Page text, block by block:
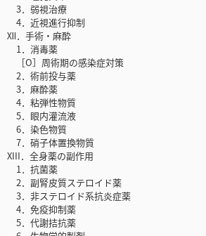
3．弱視治療
4．近視進行抑制
Ⅻ．手術・麻酔
1．消毒薬
［O］周術期の感染症対策
2．術前投与薬
3．麻酔薬
4．粘弾性物質
5．眼内灌流液
6．染色物質
7．硝子体置換物質
XIII．全身薬の副作用
1．抗菌薬
2．副腎皮質ステロイド薬
3．非ステロイド系抗炎症薬
4．免疫抑制薬
5．代謝拮抗薬